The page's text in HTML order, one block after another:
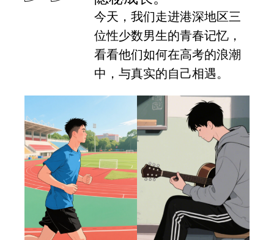
今天，我们走进港深地区三
位性少数男生的青春记忆，
看看他们如何在高考的浪潮
中，与真实的自己相遇。